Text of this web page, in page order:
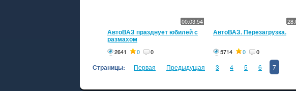
00:03:54
АвтоВАЗ празднует юбилей с
размахом
2641 0 0
АвтоВАЗ. Перезагрузка.
5714 0 0
Страницы: Первая Предыдущая 3 4 5 6 7